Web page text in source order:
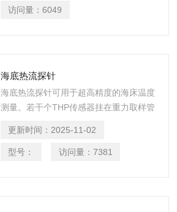
访问量：6049
海底热流探针
海底热流探针可用于超高精度的海床温度
测量。若干个THP传感器挂在重力取样管
更新时间： 2025-11-02
型号： 访问量： 7381